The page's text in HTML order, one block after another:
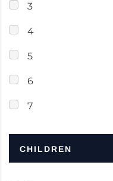
3
4
5
6
7
CHILDREN